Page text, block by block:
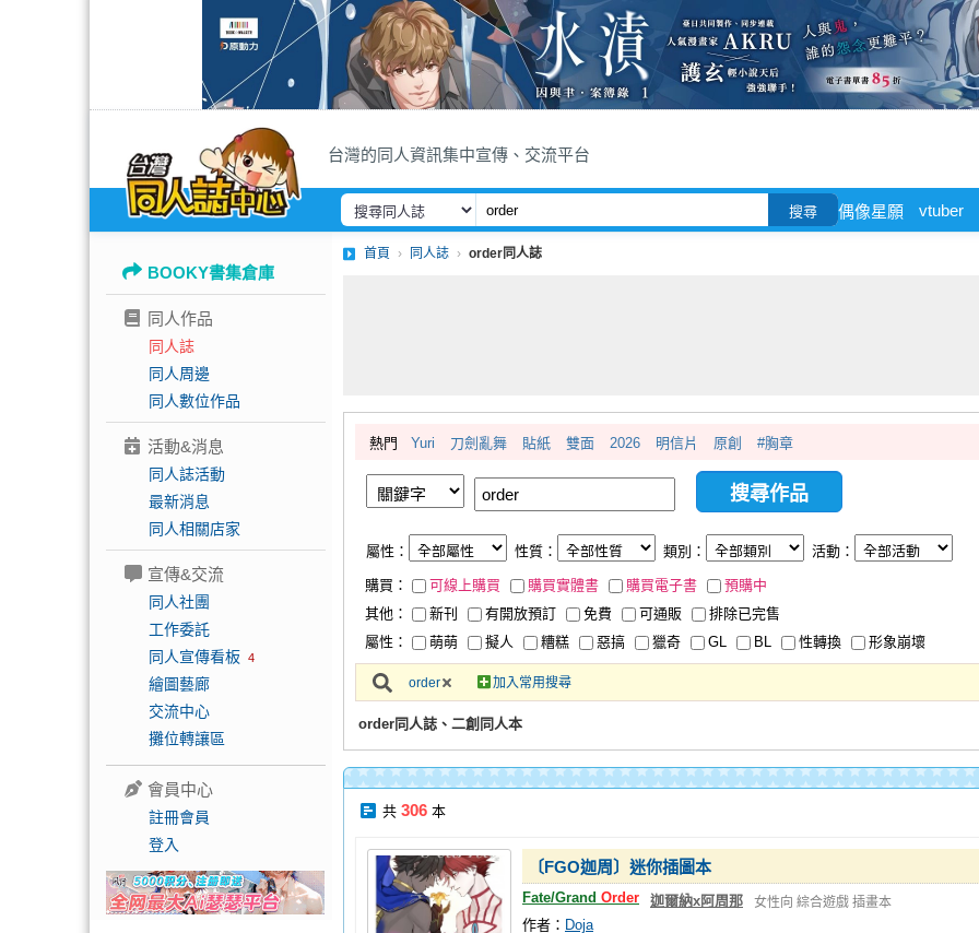
台灣的同人資訊集中宣傳、交流平台
搜尋 偶像星願 vtuber
BOOKY書集倉庫
同人作品
同人誌
同人周邊
同人數位作品
活動&消息
同人誌活動
最新消息
同人相關店家
宣傳&交流
同人社團
工作委託
同人宣傳看板 4
繪圖藝廊
交流中心
攤位轉讓區
會員中心
註冊會員
登入
首頁 同人誌 order同人誌
熱門 Yuri 刀劍亂舞 貼紙 雙面 2026 明信片 原創 #胸章
屬性： 性質： 類別： 活動：
購買： 可線上購買 購買實體書 購買電子書
預購中
其他：
新刊 有開放預訂 免費 可通販
排除已完售
屬性：
萌萌 擬人 糟糕 惡搞 獵奇 GL BL 性轉換 形象崩壞
order 加入常用搜尋
order同人誌、二創同人本
共 306 本
〔FGO迦周〕迷你插圖本
Fate/Grand Order 迦爾納x阿周那 女性向 綜合遊戲 插畫本
作者： Doja